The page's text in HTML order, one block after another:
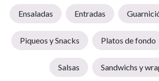
Ensaladas Entradas
Piqueos y Snacks Platos de fondo
Salsas Sandwichs y